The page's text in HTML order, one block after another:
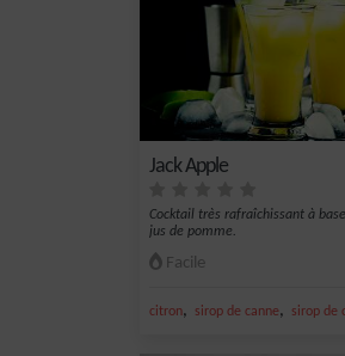
Jack Apple
Cocktail très rafraîchissant à
jus de pomme.
Facile
citron, sirop de canne, sirop de